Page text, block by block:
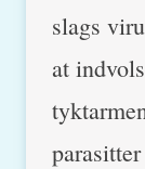
slags
at